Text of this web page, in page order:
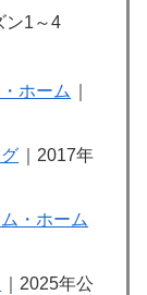
ン1～4
ホーム
｜2017年
・ホーム
｜2025年公